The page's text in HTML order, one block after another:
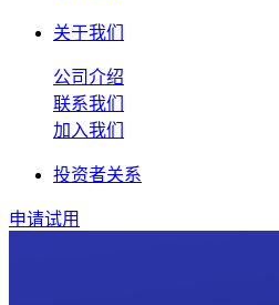
关于我们
公司介绍
联系我们
加入我们
投资者关系
申请试用